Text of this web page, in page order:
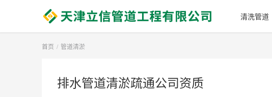
清洗管道
首页 管道清淤
排水管道清淤疏通公司资质